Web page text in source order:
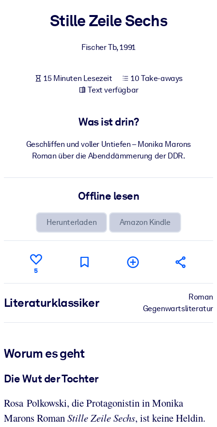
Bauen Sie eine gesunde und resiliente Belegschaft auf.
Integrieren Sie kompaktes, verifiziertes Wissen in Ihr LMS/LXP für
bessere Lernergebnisse.
Bereichern Sie Ihre Unternehmensbibliothek mit
Für KI-Systeme
Stille Zeile Sechs
Fischer Tb,1991
15 Minuten Lesezeit
10 Take-aways
Text verfügbar
Was ist drin?
Geschliffen und voller Untiefen – Monika Marons
Roman über die Abenddämmerung der DDR.
Offline lesen
Herunterladen Amazon Kindle
5
Literatur­klassiker
Roman
Gegenwartsliteratur
Worum es geht
Die Wut der Tochter
Rosa Polkowski, die Protagonistin in Monika
Marons RomanStille Zeile Sechs, ist keine Heldin.